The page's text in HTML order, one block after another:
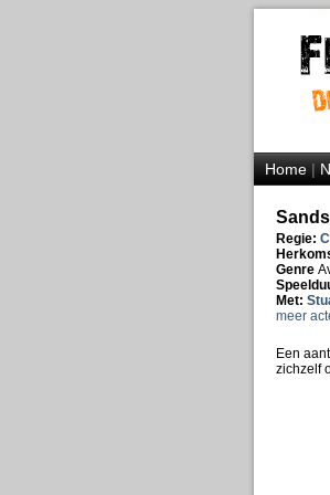
Home|
Regie:
Genre
Met:
meer
Een
zichzelf